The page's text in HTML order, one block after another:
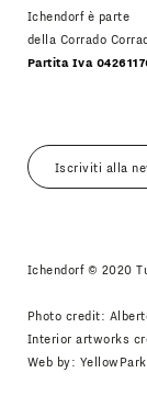
Ichendorf è parte
della Corrado
Partita Iva
Ichendorf © 2020
Photo credit:
Interior artworks
Web by: YellowPark